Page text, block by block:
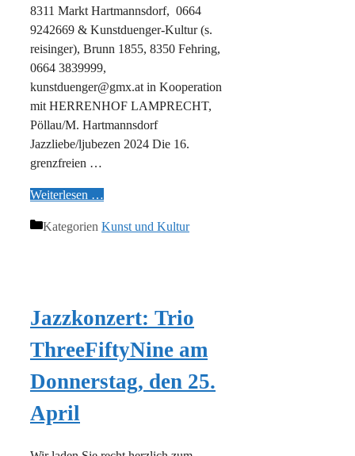
8311 Markt Hartmannsdorf, 0664
9242669 & Kunstduenger-Kultur (s.
reisinger), Brunn 1855, 8350 Fehring,
0664 3839999,
kunstduenger@gmx.at in Kooperation
mit HERRENHOF LAMPRECHT,
Pöllau/M. Hartmannsdorf
Jazzliebe/ljubezen 2024 Die 16.
grenzfreien …
Weiterlesen …
Kategorien Kunst und Kultur
Jazzkonzert: Trio
ThreeFiftyNine am
Donnerstag, den 25.
April